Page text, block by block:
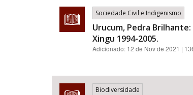
Sociedade Civil e Indigenismo
Urucum, Pedra
Xingu 1994-2005.
Adicionado: 12 de Nov de 2021 |
Biodiversidade